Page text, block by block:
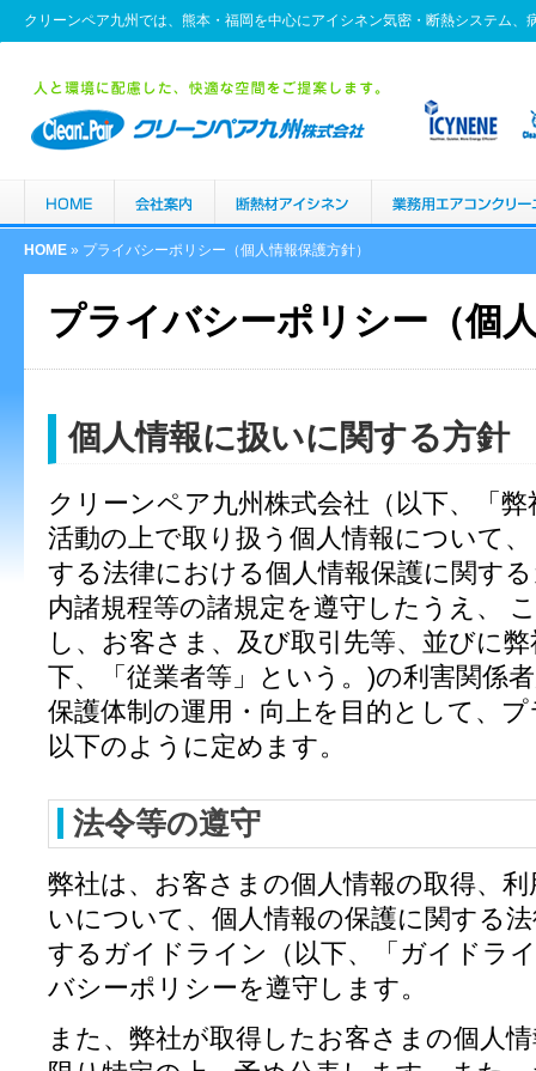
クリーンペア九州では、熊本・福岡を中心にアイシネン気密・断熱システム
HOME » プライバシーポリシー（個人情報保護方針）
プライバシーポリシー（個
個人情報に扱いに関する方針
クリーンペア九州株式会社（以下、「
活動の上で取り扱う個人情報について
する法律における個人情報保護に関す
内諸規程等の諸規定を遵守したうえ、
し、お客さま、及び取引先等、並びに
下、「従業者等」という。)の利害関係
保護体制の運用・向上を目的として、
以下のように定めます。
法令等の遵守
弊社は、お客さまの個人情報の取得、
いについて、個人情報の保護に関する
するガイドライン（以下、「ガイドラ
バシーポリシーを遵守します。
また、弊社が取得したお客さまの個人